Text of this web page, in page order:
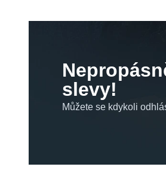
slevy!
Můžete se kdykoli